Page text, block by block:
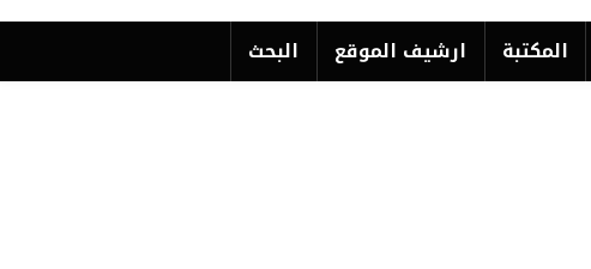
المكتبة ارشیف الموقع البحث